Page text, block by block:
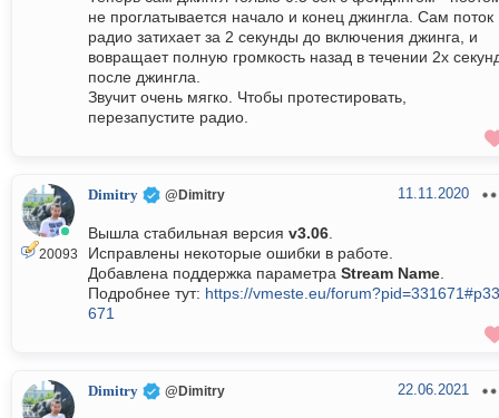
не проглатывается начало и конец джингла. Сам поток
радио затихает за 2 секунды до включения джинга, и
вовращает полную громкость назад в течении 2х
после джингла.
Звучит очень мягко. Чтобы протестировать,
перезапустите радио.
20093
Dimitry @Dimitry 11.11.2020
Вышла стабильная версия v3.06
Исправлены некоторые ошибки в работе.
Добавлена поддержка параметра Stream Name
Подробнее тут: https://vmeste.eu/
671
Dimitry @Dimitry 22.06.2021